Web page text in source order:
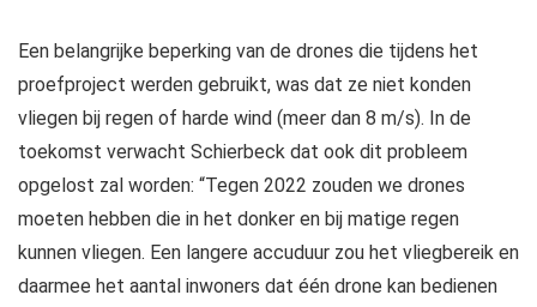
Een belangrijke beperking van de drones die tijdens het
proefproject werden gebruikt, was dat ze niet konden
vliegen bij regen of harde wind (meer dan 8 m/s). In de
toekomst verwacht Schierbeck dat ook dit probleem
opgelost zal worden: “Tegen 2022 zouden we drones
moeten hebben die in het donker en bij matige regen
kunnen vliegen. Een langere accuduur zou het vliegbereik en
daarmee het aantal inwoners dat één drone kan bedienen